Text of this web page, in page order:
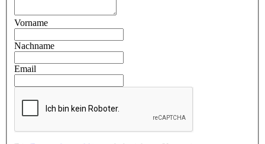
Vorname
Nachname
Email